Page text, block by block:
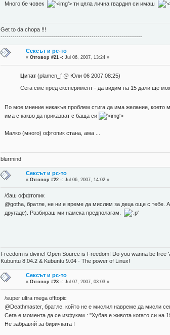
Много бе човек '> ти цяла лична гвардия си имаш
Get to da chopa !!!
----------------------------------------------------------------------
Сексът и pc-то
«Отговор #21 -: Jul 06, 2007, 13:24 »
Цитат(plamen_f @ Юли 06 2007,08:25)
Сега сме пред експеримент - да видим на 15 дали ще
По мое мнение никакъв проблем стига да има желание, което
има с какво да приказват с баща си
'>
Малко (много) офтопик стана, ама ...
blurmind
Сексът и pc-то
«Отговор #22 -: Jul 06, 2007, 14:02 »
/баш оффтопик
@gotha, братле, не ни е време да мислим за деца още с тебе.
другаде). Разбираш ми намека предполагам.
Freedom is divine! Open Source is Freedom! Do you wanna be free
Kubuntu 8.04.2 & Kubuntu 9.04 - The power of Linux!
Сексът и pc-то
«Отговор #23 -: Jul 07, 2007, 03:03 »
/super ultra mega offtopic
@Deathmaster, братле, който не е мислил навреме да мисли
Сега е момента да се изфукам : "Хубав е живота когато си на
Не забравяй за биричката !